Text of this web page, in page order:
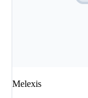
Melexis